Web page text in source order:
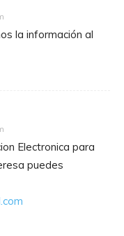
la información al
Electronica para
puedes